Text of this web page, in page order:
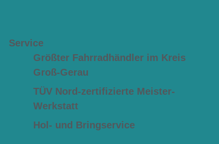
Service
Größter Fahrradhändler im Kreis
Groß-Gerau
TÜV Nord-zertifizierte Meister-
Werkstatt
Hol- und Bringservice